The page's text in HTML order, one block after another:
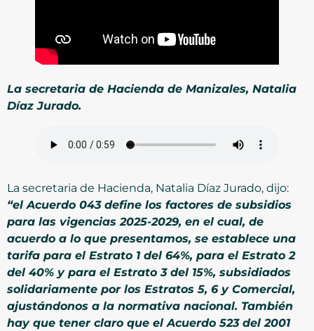
La secretaria de Hacienda de Manizales, Natalia
Díaz Jurado.
La secretaria de Hacienda, Natalia Díaz Jurado, dijo:
“el Acuerdo 043 define los factores de subsidios
para las vigencias 2025-2029, en el cual, de
acuerdo a lo que presentamos, se establece una
tarifa para el Estrato 1 del 64%, para el Estrato 2
del 40% y para el Estrato 3 del 15%, subsidiados
solidariamente por los Estratos 5, 6 y Comercial,
ajustándonos a la normativa nacional. También
hay que tener claro que el Acuerdo 523 del 2001